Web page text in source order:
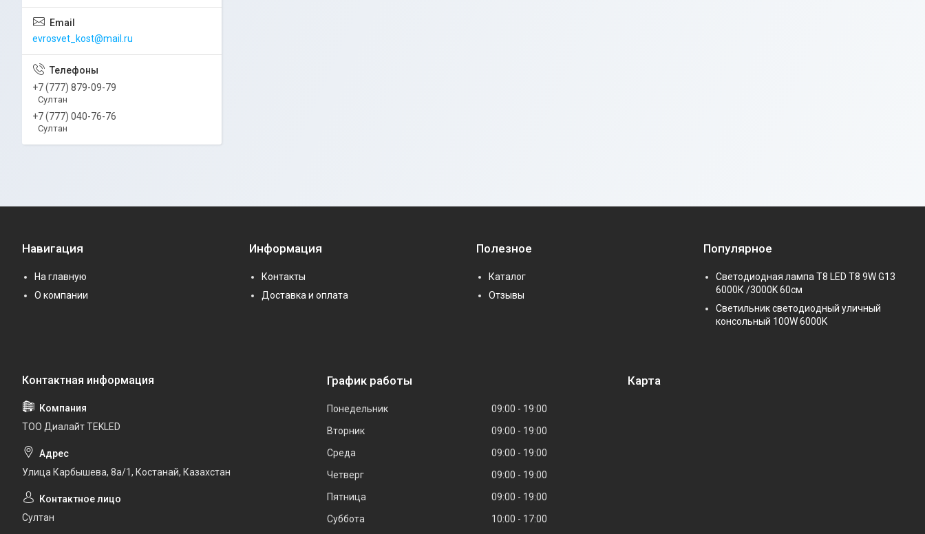
evrosvet_kost@mail.ru
+7 (777) 879-09-79
Султан
+7 (777) 040-76-76
Султан
Навигация
На главную
О компании
Информация
Контакты
Доставка и оплата
Полезное
Каталог
Отзывы
Популярное
Светодиодная лампа Т8 LED T8 9W G13
6000К /3000K 60см
Светильник светодиодный уличный
консольный 100W 6000K
ТОО Диалайт TEKLED
Улица Карбышева, 8а/1, Костанай, Казахстан
Султан
График работы
Понедельник 09:00
19:00
Вторник
09:00
19:00
Среда
09:00
19:00
Четверг
09:00
19:00
Пятница
09:00
19:00
Суббота
10:00 17:00
Карта